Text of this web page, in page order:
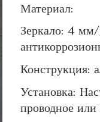
Материал:
Зеркало: 4 мм/
Конструкция:
Установка:
проводное